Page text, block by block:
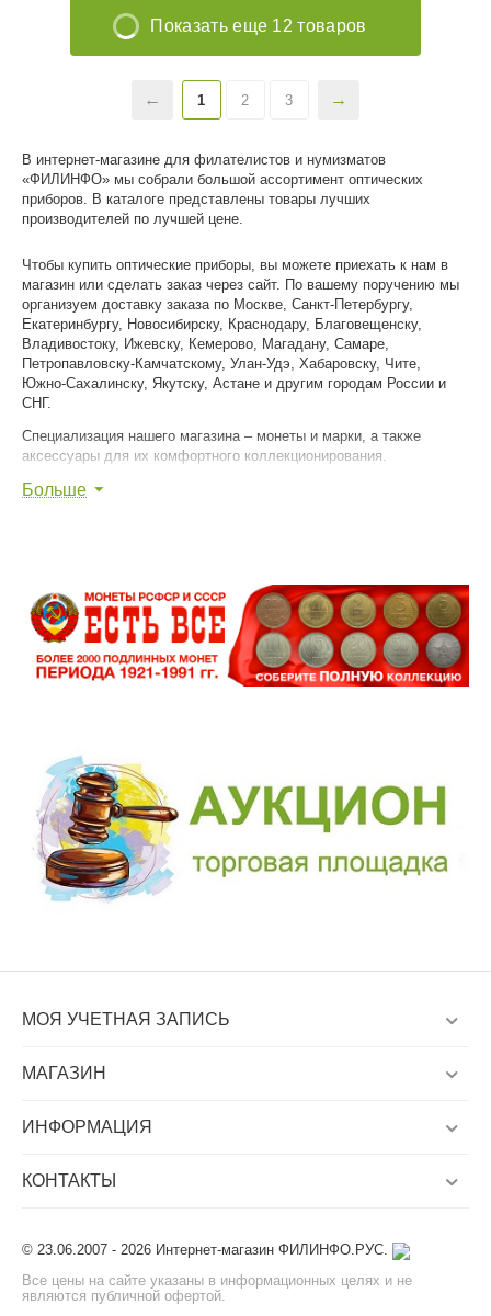
В интернет-магазине для филателистов и нумизматов
«ФИЛИНФО» мы собрали большой ассортимент оптических
приборов. В каталоге представлены товары лучших
производителей по лучшей цене.
Чтобы купить оптические приборы, вы можете приехать к нам в
магазин или сделать заказ через сайт. По вашему поручению мы
организуем доставку заказа по Москве, Санкт-Петербургу,
Екатеринбургу, Новосибирску, Краснодару, Благовещенску,
Владивостоку, Ижевску, Кемерово, Магадану, Самаре,
Петропавловску-Камчатскому, Улан-Удэ, Хабаровску, Чите,
Южно-Сахалинску, Якутску, Астане и другим городам России и
СНГ.
Специализация нашего магазина – монеты и марки, а также
аксессуары для их комфортного коллекционирования.
Мы уважаем ваше хобби и помогаем вам достигнуть в нем
Больше
Показать еще 12 товаров
1 2 3
МОЯ УЧЕТНАЯ ЗАПИСЬ
МАГАЗИН
ИНФОРМАЦИЯ
КОНТАКТЫ
© 23.06.2007 - 2026 Интернет-магазин ФИЛИНФО.РУС.
Все цены на сайте указаны в информационных целях и не
являются публичной офертой.